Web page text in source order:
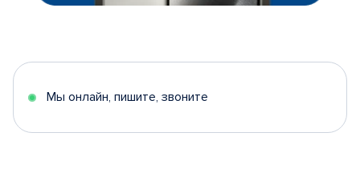
Мы онлайн, пишите, звоните